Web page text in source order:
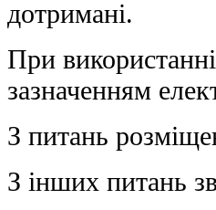
дотримані.
При
зазначенням
З питань
З інших питань